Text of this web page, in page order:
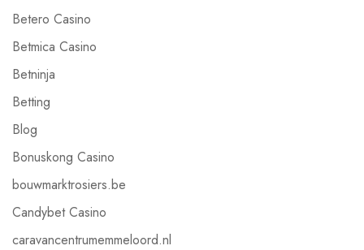
Betero Casino
Betmica Casino
Betninja
Betting
Blog
Bonuskong Casino
bouwmarktrosiers.be
Candybet Casino
caravancentrumemmeloord.nl